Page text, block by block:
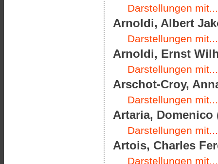
Darstellungen mit...
Arnoldi, Albert
Darstellungen mit...
Arnoldi, Ernst
Darstellungen mit...
Arschot-Croy,
Darstellungen mit...
Artaria, Domenico
Darstellungen mit...
Artois, Charles
Darstellungen mit...